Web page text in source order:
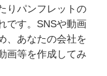
りパンフレットの
です。SNSや動画
、あなたの会社を
画等を作成してみ